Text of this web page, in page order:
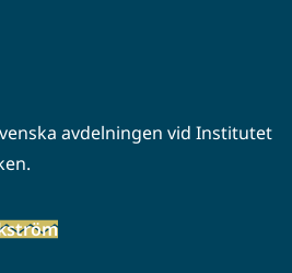
avdelningen vid Institutet